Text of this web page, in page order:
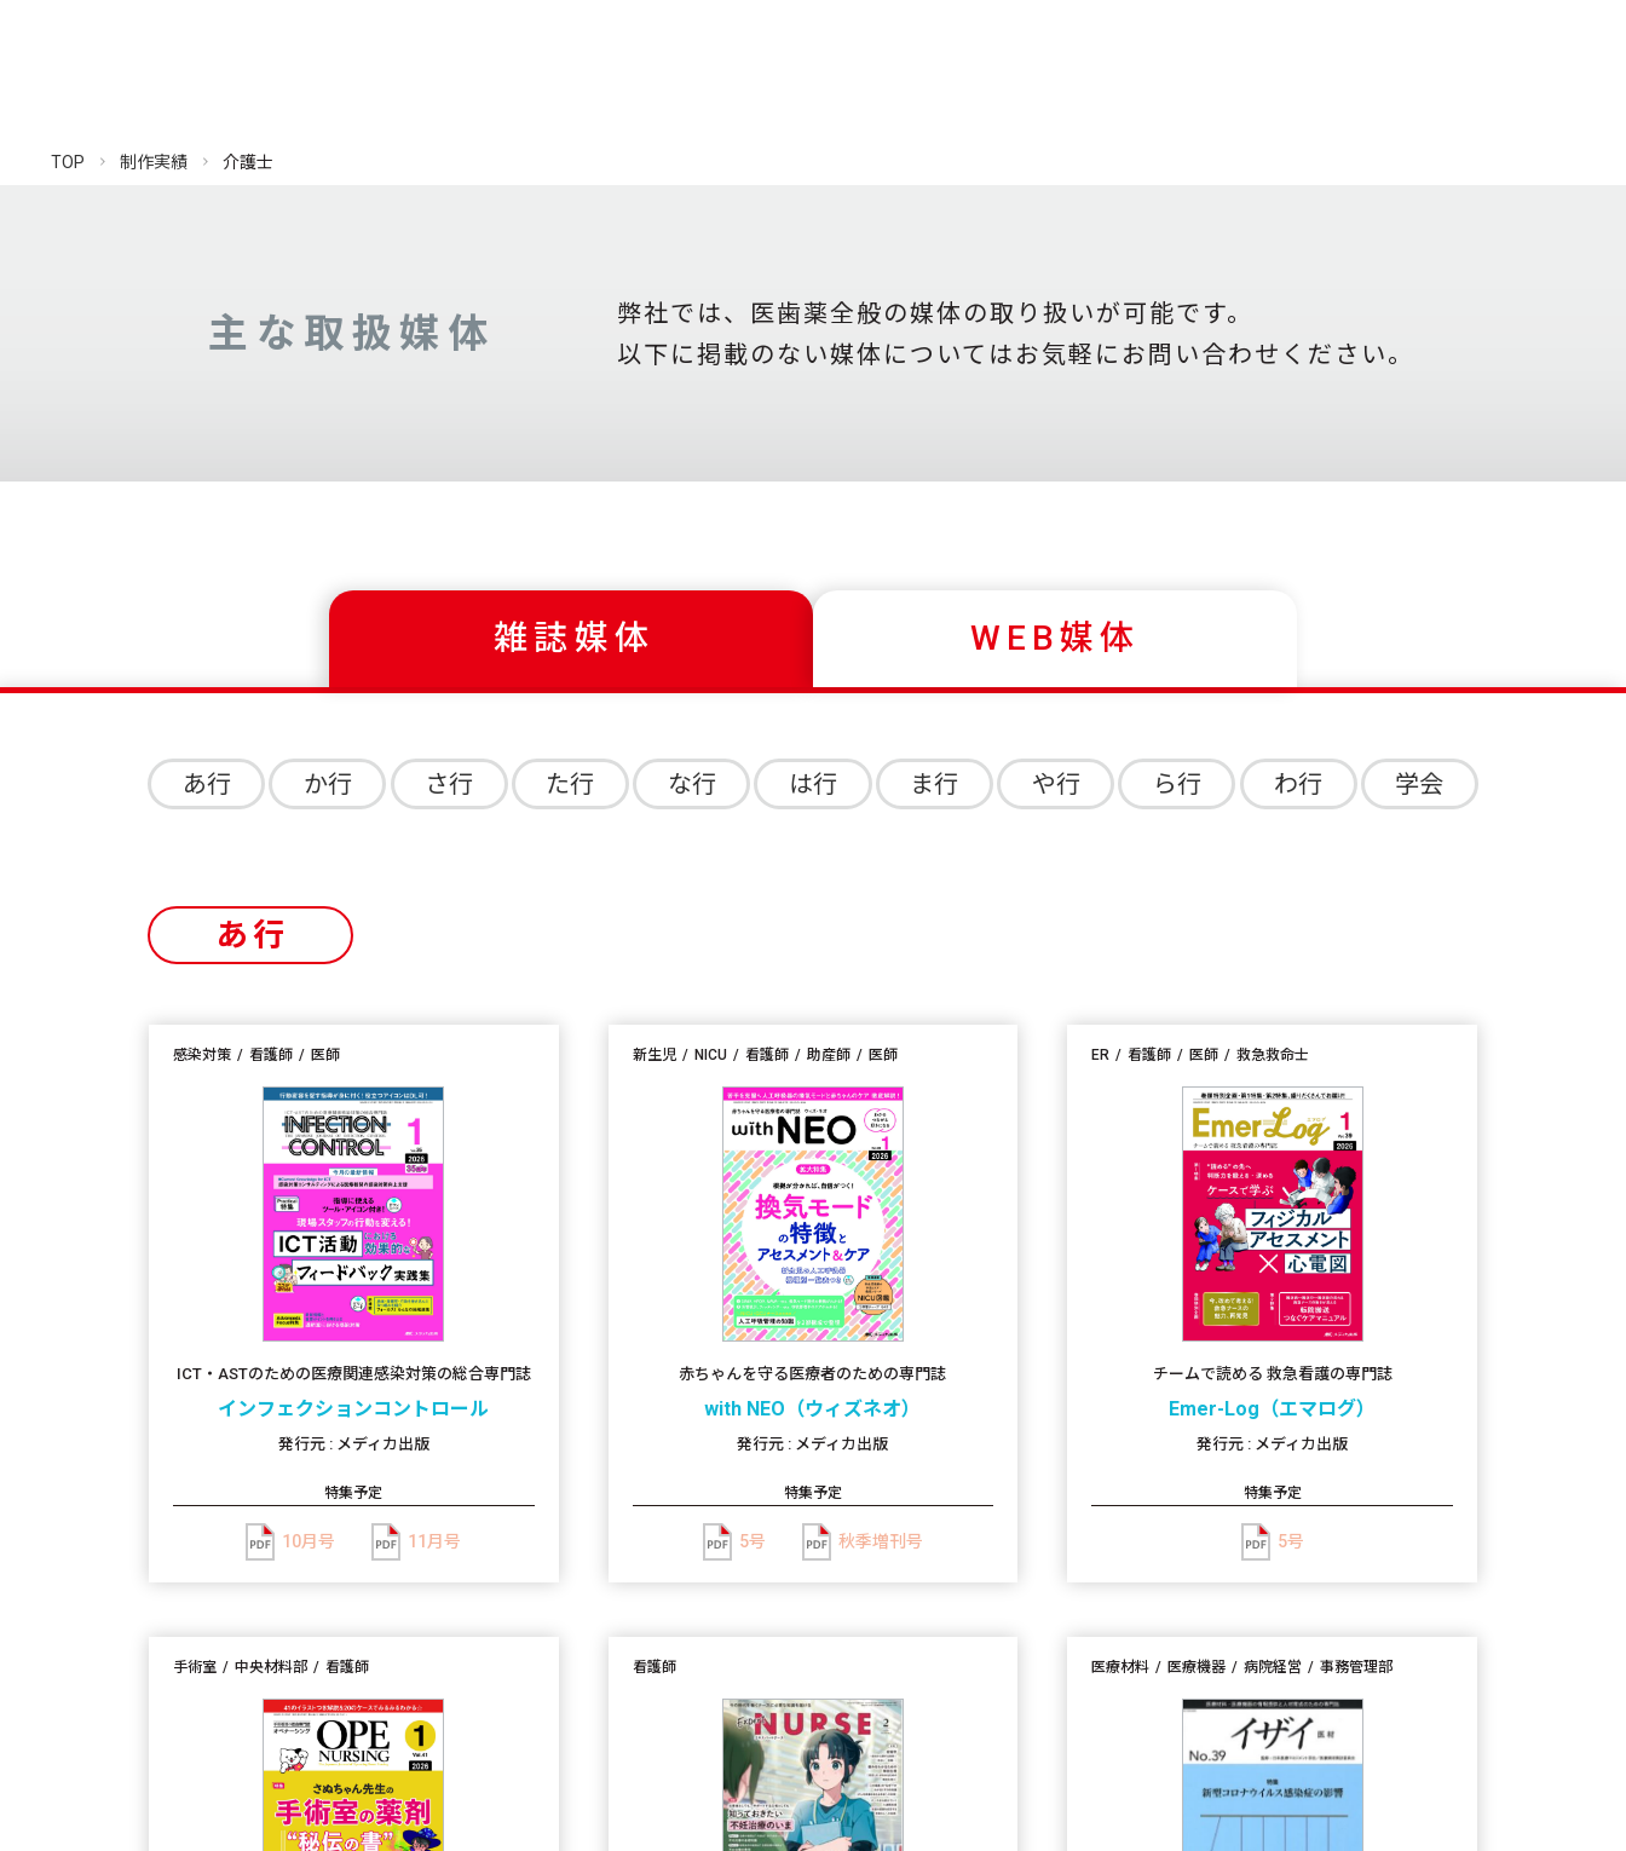
TOP 制作実績 介護士
主な取扱媒体
弊社では、医歯薬全般の媒体の取り扱いが可能です。
以下に掲載のない媒体についてはお気軽にお問い合わせください。
雑誌媒体 WEB媒体
あ行 か行 さ行 た行 な行 は行 ま行 や行 ら行 わ行 学会
あ行
感染対策 看護師 医師
ICT・ASTのための医療関連感染対策の総合専門誌
インフェクションコントロール
発行元 : メディカ出版
特集予定
10月号 11月号
新生児 NICU 看護師 助産師 医師
赤ちゃんを守る医療者のための専門誌
with NEO（ウィズネオ）
発行元 : メディカ出版
特集予定
5号 秋季増刊号
ER 看護師 医師 救急救命士
チームで読める 救急看護の専門誌
Emer-Log（エマログ）
発行元 : メディカ出版
特集予定
5号
手術室 中央材料部 看護師 看護師 医療材料 医療機器 病院経営 事務管理部